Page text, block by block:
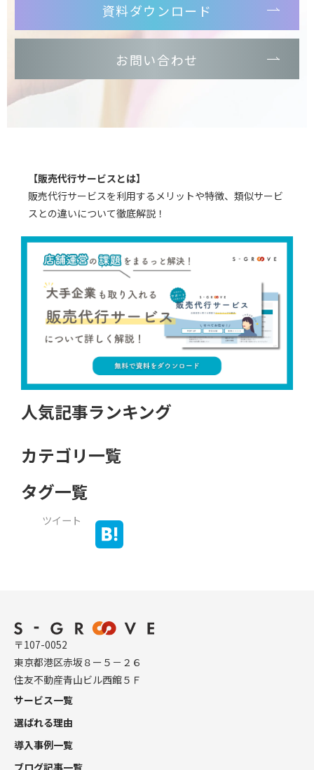
資料ダウンロード
お問い合わせ
【販売代行サービスとは】
販売代行サービスを利用するメリットや特徴、類似サービ
スとの違いについて徹底解説！
人気記事ランキング
カテゴリ一覧
タグ一覧
ツイート
〒107-0052
東京都港区赤坂８ー５－２６
住友不動産青山ビル西館５Ｆ
サービス一覧
選ばれる理由
導入事例一覧
ブログ記事一覧